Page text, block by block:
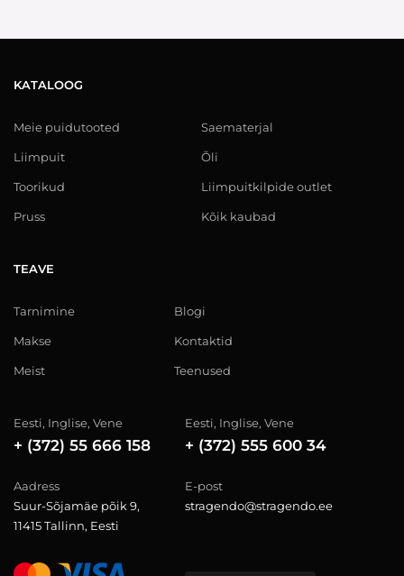
KATALOOG
Meie puidutooted
Liimpuit
Toorikud
Pruss
Saematerjal
Õli
Liimpuitkilpide outlet
Kõik kaubad
TEAVE
Tarnimine
Makse
Meist
Blogi
Kontaktid
Teenused
Eesti, Inglise, Vene
+ (372) 55 666 158
Eesti, Inglise, Vene
+ (372) 555 600 34
Aadress
Suur-Sõjamäe põik 9,
11415 Tallinn, Eesti
E-post
stragendo@stragendo.ee